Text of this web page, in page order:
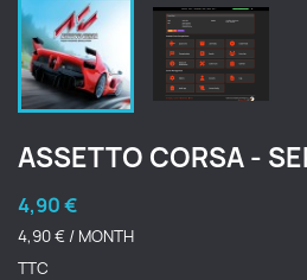
ASSETTO CORSA -
4,90 €
4,90 € / MONTH
TTC